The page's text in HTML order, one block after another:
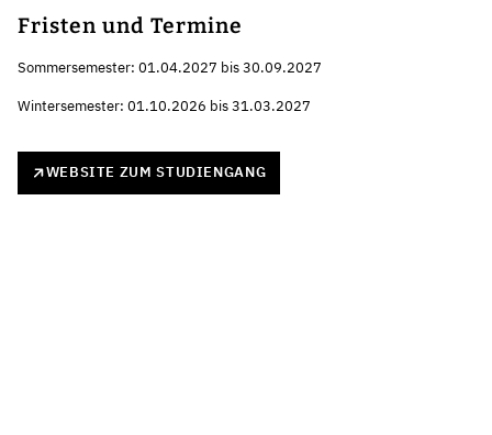
Fristen und Termine
Sommersemester: 01.04.2027 bis 30.09.2027
Wintersemester: 01.10.2026 bis 31.03.2027
WEBSITE ZUM STUDIENGANG